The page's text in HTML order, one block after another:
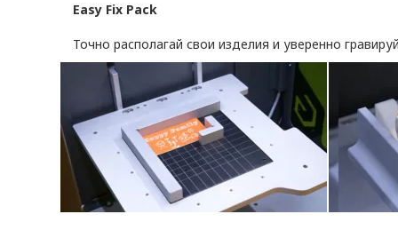
Easy Fix Pack
Точно располагай свои изделия и уверенно